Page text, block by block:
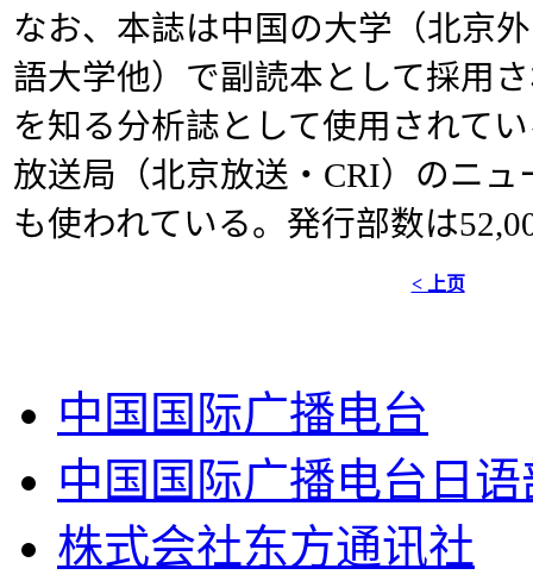
なお、本誌は中国の大学（北京
語大学他）で副読本として採用
を知る分析誌として使用されて
放送局（北京放送・CRI）のニ
も使われている。発行部数は
< 上页
中国国际广播电台
中国国际广播电台日语
株式会社东方通讯社